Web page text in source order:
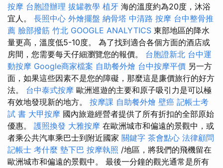
按摩 台胞證辦理 拔罐教學 植牙 海的溫度約為20度，沐浴
宜人。 長照中心 外燴擺盤 納骨塔 中清路 按摩 台中整骨推
薦 臉部撥筋 竹北 GOOGLE ANALYTICS 東部地區的降水
量更高，溫度低5-10度。 為了找到適合各個方面的酒店或
房間，您需要每天仔細瀏覽您的報價。 台胞證新北 台中運
動按摩 Google商家檔案 自助餐外燴 台中按摩平價 另一方
面，如果這些因素不是您的障礙，那麼這是廉價旅行的好方
法。 台中泰式按摩 歐洲巡遊的主要和原子吸引力是可以極
有效地發現新的地方。 按摩課 自助餐外燴 壁癌 記帳士考
試 書 大甲按摩 國內旅遊經營者提供了所有折扣的全部原始
優惠。 護照換發 大雅按摩 在歐洲城市和偏遠的景觀中，或
者乘公共汽車乘巴士到附近國家 關鍵字 茶會點心 法律顧問
記帳士 考什麼 墊下巴 按摩執照 /地區，將我們的飛機留在
歐洲城市和偏遠的景觀中。 最後一分鐘的觀光通常是所有